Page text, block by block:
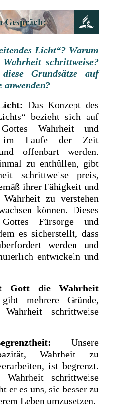
Licht“? Warum
schrittweise?
Grundsätze auf
anwenden?
Das Konzept des
bezieht sich auf
Wahrheit und
im Laufe der Zeit
offenbart werden.
zu enthüllen, gibt
schrittweise preis,
ihrer Fähigkeit und
zu verstehen
können. Dieses
Fürsorge und
es sicherstellt, dass
werden und
entwickeln und
Gott die Wahrheit
mehrere Gründe,
schrittweise
Unsere
Wahrheit zu
ist begrenzt.
schrittweise
er es uns, sie besser zu
Leben umzusetzen.